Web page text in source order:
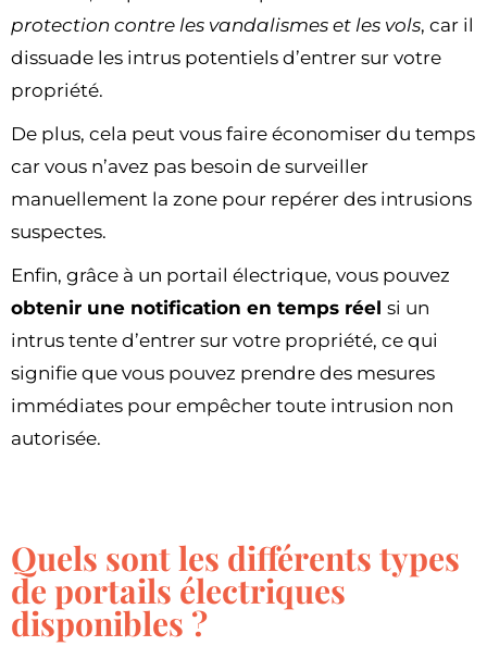
protection contre les vandalismes et les vols, car il
dissuade les intrus potentiels d’entrer sur votre
propriété.
De plus, cela peut vous faire économiser du temps
car vous n’avez pas besoin de surveiller
manuellement la zone pour repérer des intrusions
suspectes.
Enfin, grâce à un portail électrique, vous pouvez
obtenir une notification en temps réel si un
intrus tente d’entrer sur votre propriété, ce qui
signifie que vous pouvez prendre des mesures
immédiates pour empêcher toute intrusion non
autorisée.
Quels sont les différents types
de portails électriques
disponibles ?